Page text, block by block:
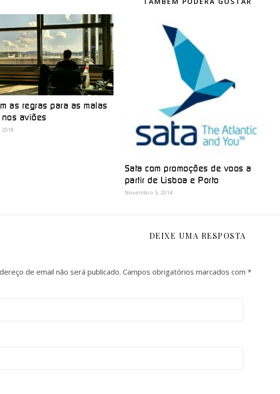
as regras para as malas
nos aviões
Sata com promoções de voos a
partir de Lisboa e Porto
Novembro 5, 2014
DEIXE UMA RESPOSTA
de email não será publicado. Campos obrigatórios marcados com *